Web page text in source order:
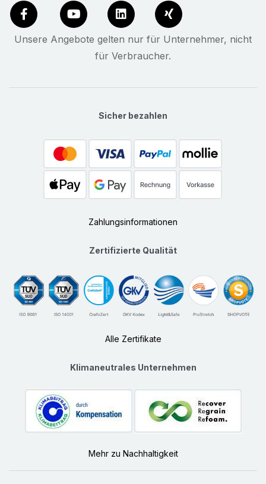
Unsere Angebote gelten nur für Unternehmer, nicht
für Verbraucher.
Sicher bezahlen
Zahlungsinformationen
Zertifizierte Qualität
Alle Zertifikate
Klimaneutrales Unternehmen
Mehr zu Nachhaltigkeit